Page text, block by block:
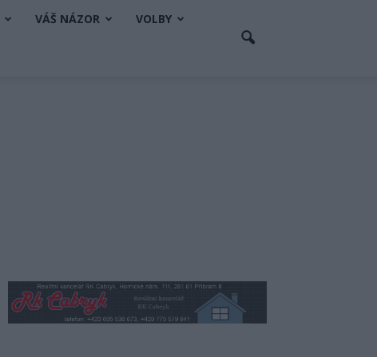
VÁŠ NÁZOR VOLBY